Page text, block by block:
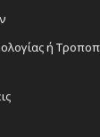
Book Launch |
Άλλων Φορέων
Στροβόλου
ή